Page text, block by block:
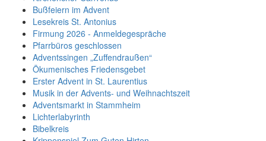
Bußfeiern im Advent
Lesekreis St. Antonius
Firmung 2026 - Anmeldegespräche
Pfarrbüros geschlossen
Adventssingen „Zuffendraußen“
Ökumenisches Friedensgebet
Erster Advent in St. Laurentius
Musik in der Advents- und Weihnachtszeit
Adventsmarkt in Stammheim
Lichterlabyrinth
Bibelkreis